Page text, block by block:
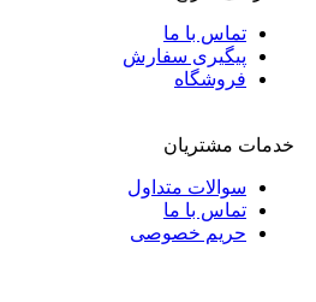
تماس با ما
پیگیری سفارش
فروشگاه
خدمات مشتریان
سوالات متداول
تماس با ما
حریم خصوصی